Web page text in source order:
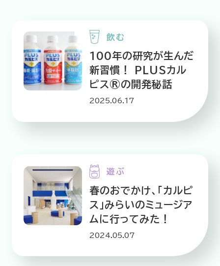
飲む
100年の研究が生んだ
新習慣！ PLUSカル
ピス®の開発秘話
2025.06.17
遊ぶ
春のおでかけ、「カルピ
ス」みらいのミュージア
ムに行ってみた！
2024.05.07